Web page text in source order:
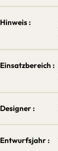
Hinweis :
Einsatzbereich :
Designer :
Entwurfsjahr :